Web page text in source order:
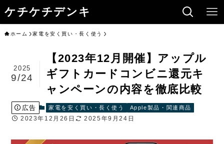
ケチケチデンキ
ホーム 家電を安く買い・長く使う
【2023年12月開催】アップル
ギフトカードコンビニ還元キ
ャンペーンの内容を徹底比較
2025
9/24
広告 家電を安く買い・長く使う Apple製品・関連商品
2023年12月26日 2025年9月24日